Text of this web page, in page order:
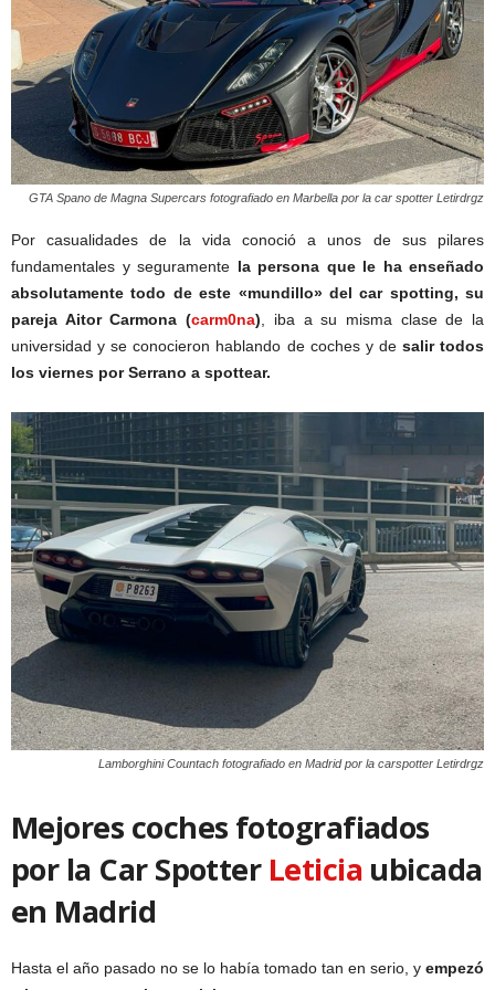
GTA Spano de Magna Supercars fotografiado en Marbella por la car spotter Letirdrgz
Por casualidades de la vida conoció a unos de sus pilares
fundamentales y seguramente la persona que le ha enseñado
absolutamente todo de este «mundillo» del car spotting, su
pareja Aitor Carmona (carm0na) , iba a su misma clase de la
universidad y se conocieron hablando de coches y de salir todos
los viernes por Serrano a spottear.
Lamborghini Countach fotografiado en Madrid por la carspotter Letirdrgz
Mejores coches fotografiados
por la Car Spotter Leticia ubicada
en Madrid
Hasta el año pasado no se lo había tomado tan en serio, y empezó